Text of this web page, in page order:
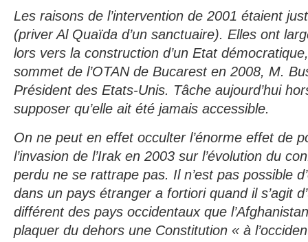
Les raisons de l’intervention de 2001 étaient
(priver Al Quaïda d’un sanctuaire). Elles ont
lors vers la construction d’un Etat
sommet de l’OTAN de Bucarest en 2008, M.
Président des Etats-Unis. Tâche aujourd’hui
supposer qu’elle ait été jamais accessible.
On ne peut en effet occulter l’énorme effet de
l’invasion de l’Irak en 2003 sur l’évolution du
perdu ne se rattrape pas. Il n’est pas possible
dans un pays étranger a fortiori quand il s’agit
différent des pays occidentaux que
plaquer du dehors une Constitution « à